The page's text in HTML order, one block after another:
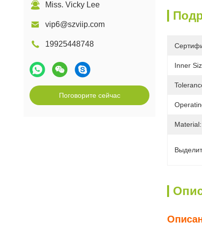
Miss. Vicky Lee
vip6@szviip.com
19925448748
Поговорите сейчас
Inner
Material: